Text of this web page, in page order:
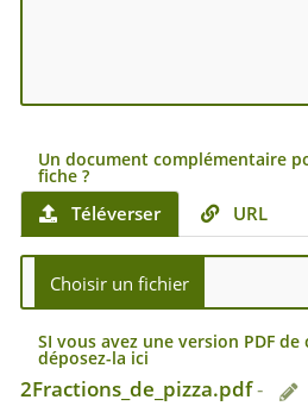
Un document complémentaire
fiche ?
Téléverser URL
SI vous avez une version PDF
déposez-la ici
2Fractions_de_pizza.pdf-